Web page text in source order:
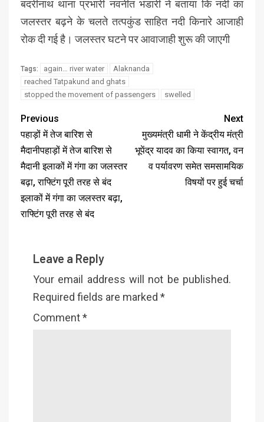
बदरीनाथ थाना प्रभारी नवनीत भंडारी ने बताया कि नदी का
जलस्तर बढ़ने के चलते तत्पकुंड साहित नदी किनारे आजाही
रोक दी गई है। जलस्तर घटने पर आवाजाही शुरू की जाएगी
Tags: again… river water
Alaknanda
reached Tatpakund and ghats
stopped the movement of passengers
swelled
Previous
पहाड़ों में तेज बारिश से
मैदानीपहाड़ों में तेज बारिश से
मैदानी इलाकों में गंगा का जलस्तर
बढ़ा, राफ्टिंग पूरी तरह से बंद
इलाकों में गंगा का जलस्तर बढ़ा,
राफ्टिंग पूरी तरह से बंद
Next
मुख्यमंत्री धामी ने केंद्रीय मंत्री
भूपेंद्र यादव का किया स्वागत, वन
व पर्यावरण समेत समसामयिक
विषयों पर हुई चर्चा
Leave a Reply
Your email address will not be published.
Required fields are marked *
Comment*